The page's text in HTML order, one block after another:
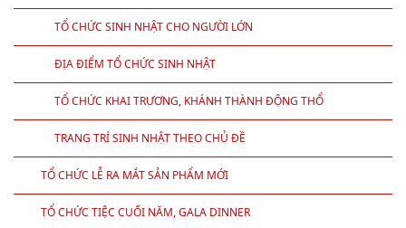
TỔ CHỨC SINH NHẬT CHO NGƯỜI LỚN
ĐỊA ĐIỂM TỔ CHỨC SINH NHẬT
TỔ CHỨC KHAI TRƯƠNG, KHÁNH THÀNH ĐỘNG THỔ
TRANG TRÍ SINH NHẬT THEO CHỦ ĐỀ
TỔ CHỨC LỄ RA MẮT SẢN PHẨM MỚI
TỔ CHỨC TIỆC CUỐI NĂM, GALA DINNER